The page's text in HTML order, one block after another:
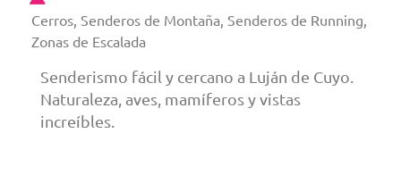
Cerros, Senderos de Montaña, Senderos de Running,
Zonas de Escalada
Senderismo fácil y cercano a Luján de Cuyo.
Naturaleza, aves, mamíferos y vistas
increíbles.